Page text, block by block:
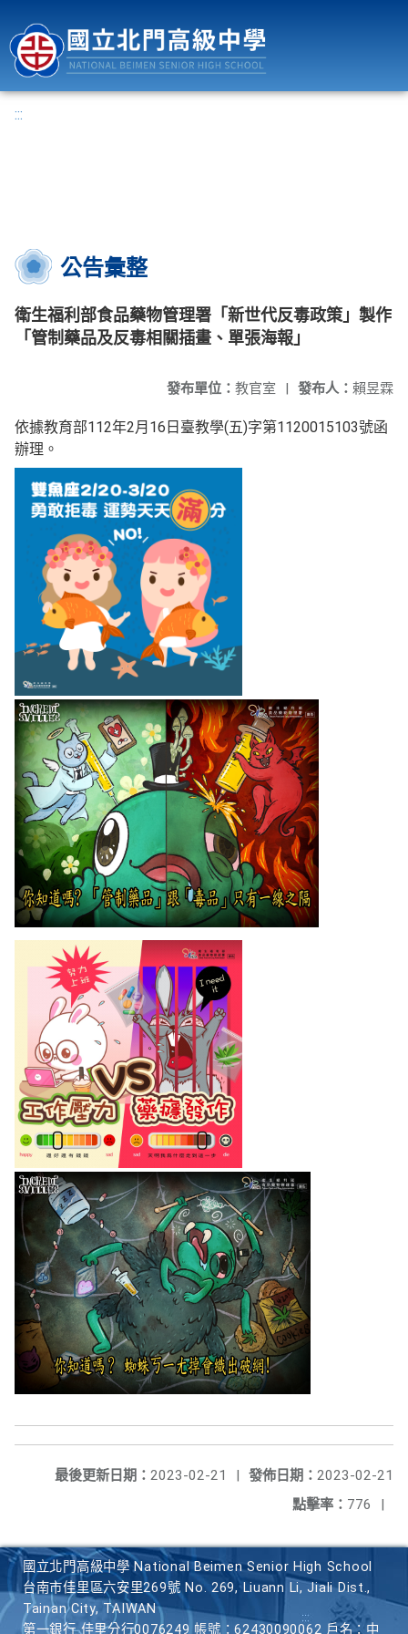
:::
公告彙整
衛生福利部食品藥物管理署「新世代反毒政策」製作
「管制藥品及反毒相關插畫、單張海報」
發布人： 賴昱霖
發布單位： 教官室 |
依據教育部112年2月16日臺教學(五)字第1120015103號函
辦理。
發佈日期： 2023-02-21
最後更新日期： 2023-02-21
|
點擊率： 776 |
國立北門高級中學 National Beimen Senior High School
台南市佳里區六安里269號 No. 269, Liuann Li, Jiali Dist.,
Tainan City, TAIWAN
第一銀行 佳里分行0076249 帳號：62430090062 戶名：中